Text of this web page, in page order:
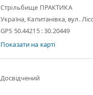
Стрільбище ПРАКТИКА
Україна, Капитанівка, вул.
GPS 50.44215 : 30.20449
Показати на карті
Досвідчений